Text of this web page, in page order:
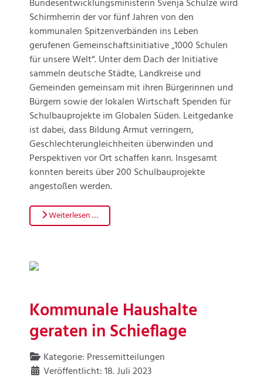
Bundesentwicklungsministerin Svenja Schulze wird
Schirmherrin der vor fünf Jahren von den
kommunalen Spitzenverbänden ins Leben
gerufenen Gemeinschaftsinitiative „1000 Schulen
für unsere Welt“. Unter dem Dach der Initiative
sammeln deutsche Städte, Landkreise und
Gemeinden gemeinsam mit ihren Bürgerinnen und
Bürgern sowie der lokalen Wirtschaft Spenden für
Schulbauprojekte im Globalen Süden. Leitgedanke
ist dabei, dass Bildung Armut verringern,
Geschlechterungleichheiten überwinden und
Perspektiven vor Ort schaffen kann. Insgesamt
konnten bereits über 200 Schulbauprojekte
angestoßen werden.
Weiterlesen …
Kommunale Haushalte
geraten in Schieflage
Kategorie: Pressemitteilungen
Veröffentlicht: 18. Juli 2023